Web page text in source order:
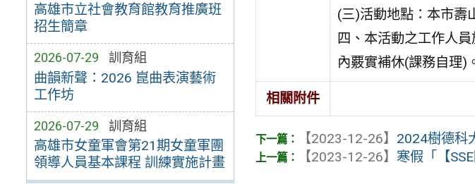
高雄市立社會教育館教育推廣班
招生簡章
2026-07-29 訓育組
曲韻新聲：2026 崑曲表演藝術
工作坊
2026-07-29 訓育組
高雄市女童軍會第21期女童軍團
領導人員基本課程 訓練實施計畫
(三)活動地點：本市壽
四、本活動之工作人
內覈實補休(課務自理)
相關附件
【2023-12-26】 2024樹德科
【2023-12-26】 寒假「【